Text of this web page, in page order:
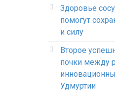
Здоровье
помогут
и силу
Второе
почки между
Удмуртии